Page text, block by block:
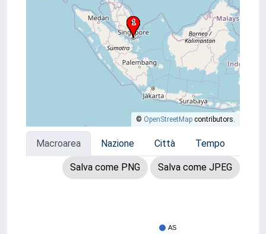
© OpenStreetMap contributors.
Macroarea Nazione Città Tempo
Salva come PNG Salva come JPEG
AS